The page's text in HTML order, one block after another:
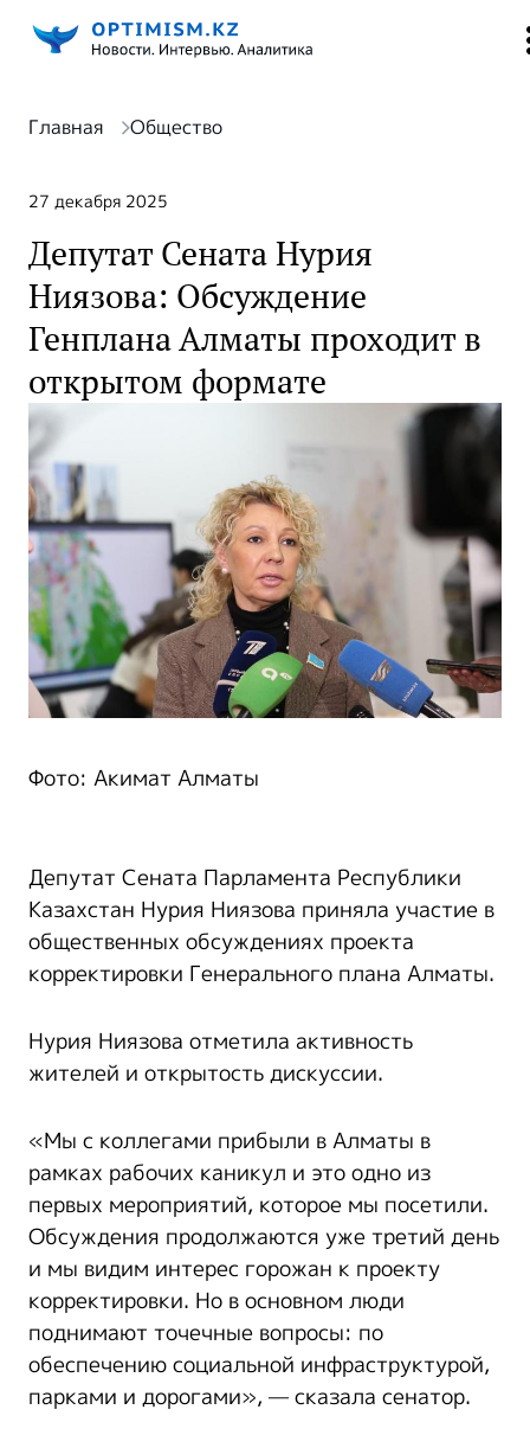
Главная Общество
27 декабря 2025
Депутат Сената Нурия
Ниязова: Обсуждение
Генплана Алматы проходит в
открытом формате
Фото: Акимат Алматы
Депутат Сената Парламента Республики
Казахстан Нурия Ниязова приняла участие в
общественных обсуждениях проекта
корректировки Генерального плана Алматы.
Нурия Ниязова отметила активность
жителей и открытость дискуссии.
«Мы с коллегами прибыли в Алматы в
рамках рабочих каникул и это одно из
первых мероприятий, которое мы посетили.
Обсуждения продолжаются уже третий день
и мы видим интерес горожан к проекту
корректировки. Но в основном люди
поднимают точечные вопросы: по
обеспечению социальной инфраструктурой,
парками и дорогами», — сказала сенатор.